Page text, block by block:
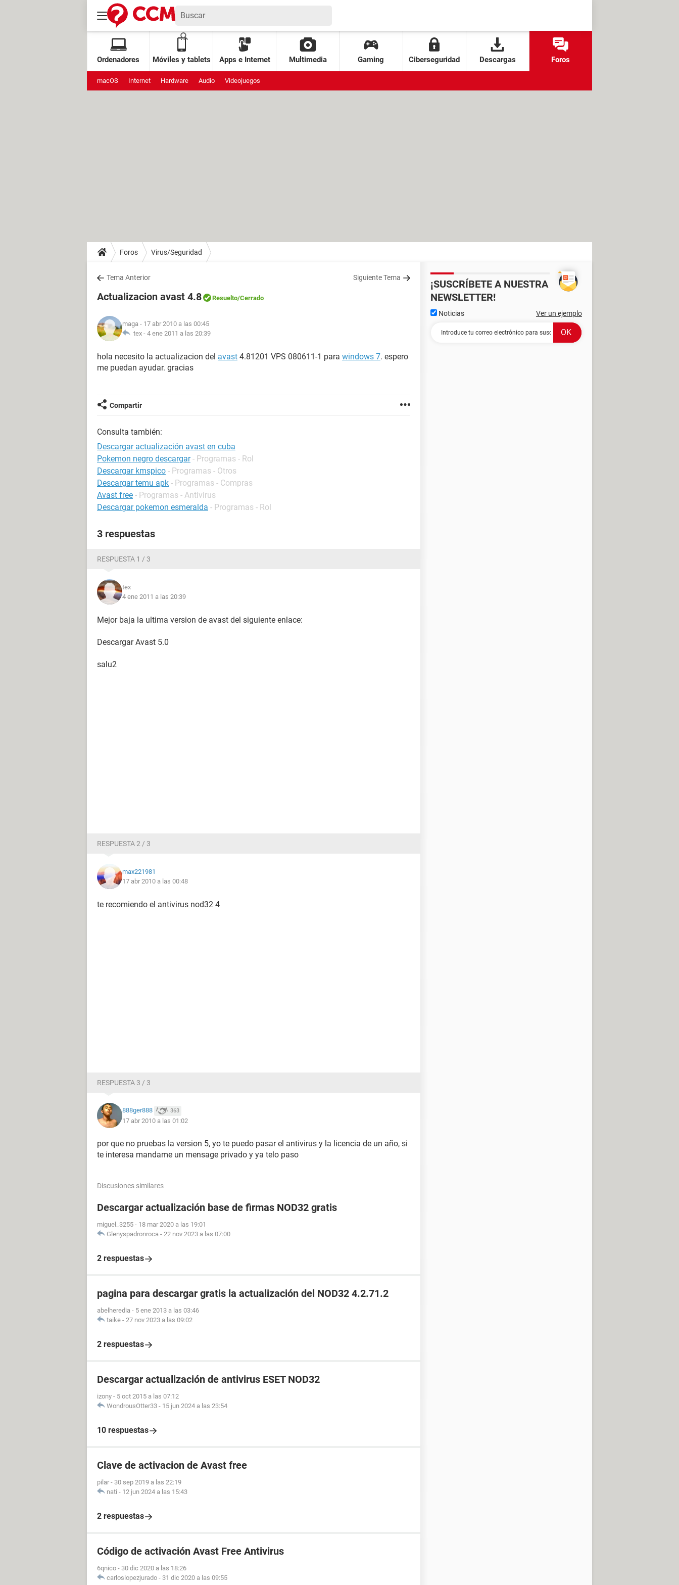
Ordenadores Móviles y tablets Apps e Internet Multimedia Gaming Ciberseguridad Descargas Foros
macOS Internet Hardware Audio Videojuegos
Foros Virus/Seguridad
Tema Anterior Siguiente Tema
Actualizacion avast 4.8 Resuelto/Cerrado
maga - 17 abr 2010 a las 00:45
tex - 4 ene 2011 a las 20:39
hola necesito la actualizacion del avast 4.81201 VPS 080611-1 para windows 7. espero
me puedan ayudar. gracias
Compartir
Consulta también:
Descargar actualización avast en cuba
Pokemon negro descargar - Programas - Rol
Descargar kmspico - Programas - Otros
Descargar temu apk - Programas - Compras
Avast free - Programas - Antivirus
Descargar pokemon esmeralda - Programas - Rol
3 respuestas
RESPUESTA 1 / 3
tex
4 ene 2011 a las 20:39
Mejor baja la ultima version de avast del siguiente enlace:
Descargar Avast 5.0
salu2
RESPUESTA 2 / 3
max221981
17 abr 2010 a las 00:48
te recomiendo el antivirus nod32 4
RESPUESTA 3 / 3
888ger888 363
17 abr 2010 a las 01:02
por que no pruebas la version 5, yo te puedo pasar el antivirus y la licencia de un año, si
te interesa mandame un mensage privado y ya telo paso
Discusiones similares
Descargar actualización base de firmas NOD32 gratis
miguel_3255 - 18 mar 2020 a las 19:01
Glenyspadronroca - 22 nov 2023 a las 07:00
2 respuestas
pagina para descargar gratis la actualización del NOD32 4.2.71.2
abelheredia - 5 ene 2013 a las 03:46
taike - 27 nov 2023 a las 09:02
2 respuestas
Descargar actualización de antivirus ESET NOD32
izony - 5 oct 2015 a las 07:12
WondrousOtter33 - 15 jun 2024 a las 23:54
10 respuestas
Clave de activacion de Avast free
pilar - 30 sep 2019 a las 22:19
nati - 12 jun 2024 a las 15:43
2 respuestas
Código de activación Avast Free Antivirus
6qnico - 30 dic 2020 a las 18:26
carloslopezjurado - 31 dic 2020 a las 09:55
¡SUSCRÍBETE A NUESTRA
NEWSLETTER!
Noticias Ver un ejemplo